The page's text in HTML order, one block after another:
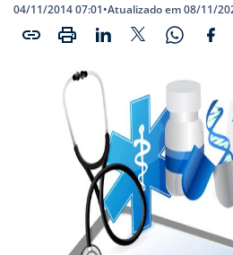
04/11/2014 07:01•Atualizado em 08/11/